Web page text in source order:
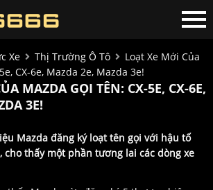
Xe Thị Trường Ô Tô
Loạt Xe Mới Của
CX-6e, Mazda 2e, Mazda 3e!
MAZDA GỌI TÊN: CX-5E, CX-6E,
3E!
Mazda đăng ký loạt tên gọi với hậu tố
cho thấy một phần tương lai các dòng xe